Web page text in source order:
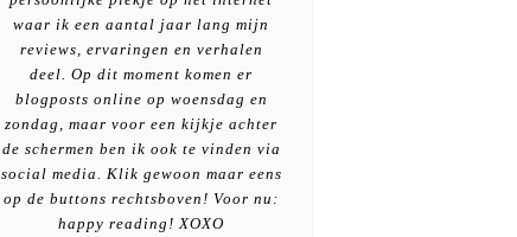
waar ik een aantal jaar lang mijn
reviews, ervaringen en verhalen
deel. Op dit moment komen er
blogposts online op woensdag en
zondag, maar voor een kijkje achter
de schermen ben ik ook te vinden via
social media. Klik gewoon maar eens
op de buttons rechtsboven! Voor nu:
happy reading! XOXO